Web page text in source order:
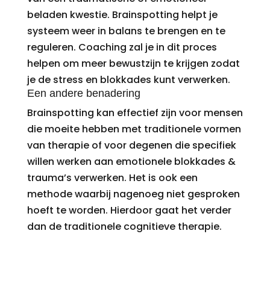
beladen kwestie. Brainspotting helpt je
systeem weer in balans te brengen en te
reguleren. Coaching zal je in dit proces
helpen om meer bewustzijn te krijgen zodat
je de stress en blokkades kunt verwerken.
Een andere benadering
Brainspotting kan effectief zijn voor mensen
die moeite hebben met traditionele vormen
van therapie of voor degenen die specifiek
willen werken aan emotionele blokkades &
trauma’s verwerken. Het is ook een
methode waarbij nagenoeg niet gesproken
hoeft te worden. Hierdoor gaat het verder
dan de traditionele cognitieve therapie.